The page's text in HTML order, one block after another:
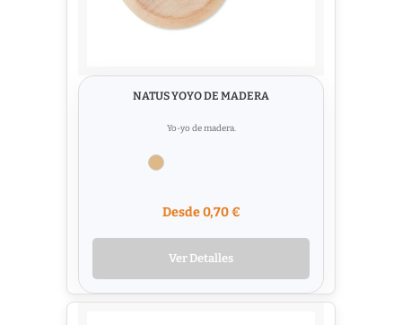
NATUS YOYO DE MADERA
Yo-yo de madera.
Desde 0,70 €
Ver Detalles